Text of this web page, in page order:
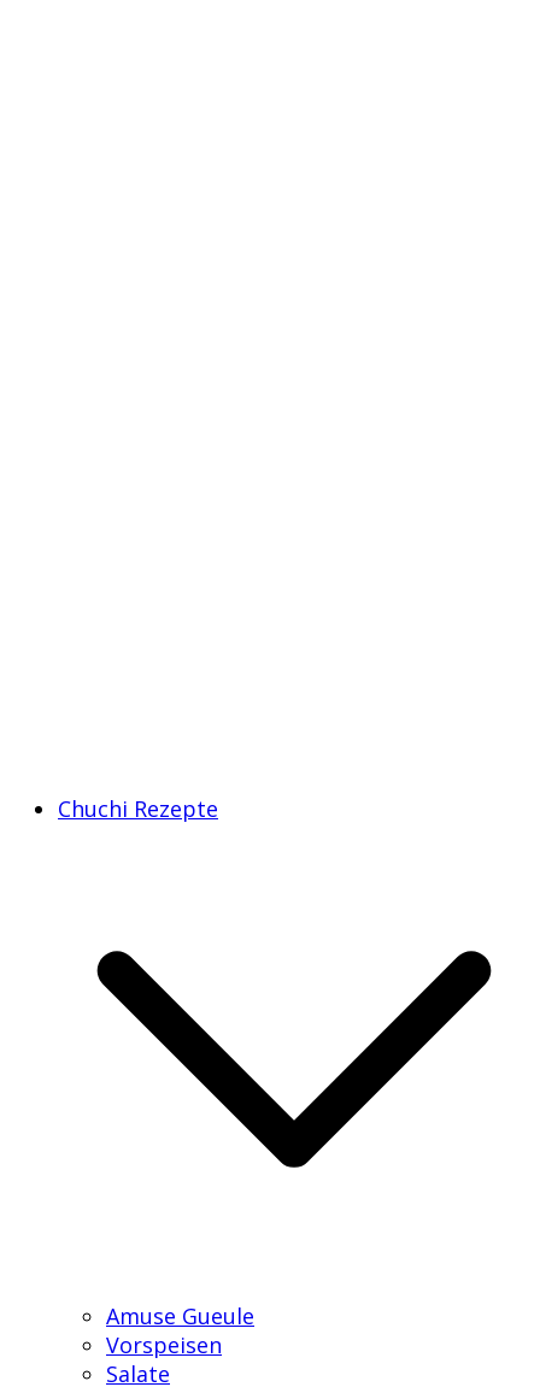
Chuchi Rezepte
Amuse Gueule
Vorspeisen
Salate